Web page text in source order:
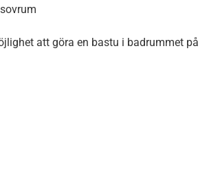
att göra en bastu i badrummet på